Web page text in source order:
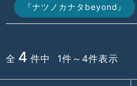
『ナツノカナタbeyond』
全 4 件中 1件～4件表示